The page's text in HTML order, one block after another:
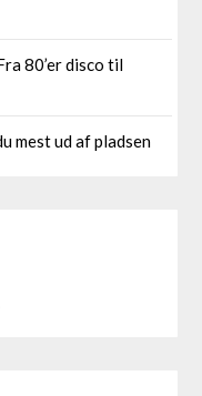
80’er disco til
mest ud af pladsen